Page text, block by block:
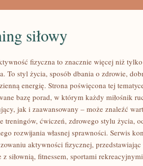
siłowy
fizyczna to znacznie więcej niż
To styl życia, sposób dbania o zdrowie,
energię. Strona poświęcona tej
bazę porad, w którym każdy miłośnik
jak i zaawansowany – może znaleźć
treningów, ćwiczeń, zdrowego stylu życia,
rozwijania własnej sprawności. Serwis
aktywności fizycznej, przedstawiając
z siłownią, fitnessem, sportami